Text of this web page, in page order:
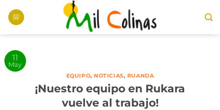
11
May
EQUIPO, NOTICIAS, RUANDA
¡Nuestro equipo en Rukara
vuelve al trabajo!